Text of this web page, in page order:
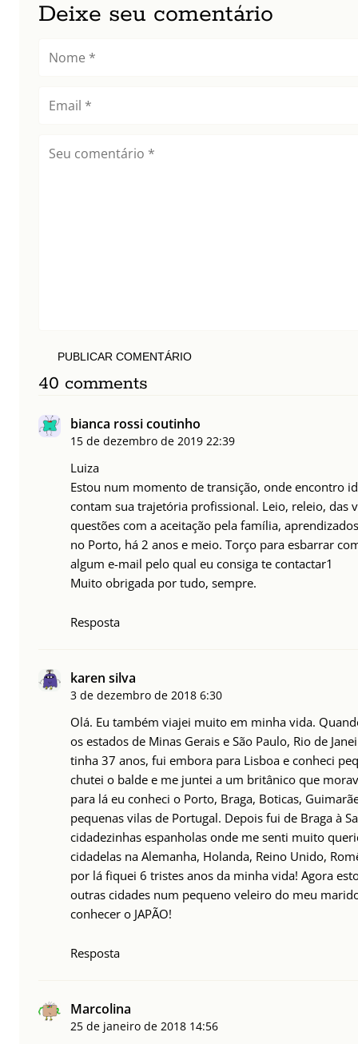
Deixe seu comentário
PUBLICAR COMENTÁRIO
40 comments
bianca rossi coutinho
15 de dezembro de 2019 22:39
Luiza
Estou num momento de transição, onde encontro
contam sua trajetória profissional. Leio, releio, das
questões com a aceitação pela família,
no Porto, há 2 anos e meio. Torço para esbarrar
algum e-mail pelo qual eu consiga te contactar1
Muito obrigada por tudo, sempre.
Resposta
karen silva
3 de dezembro de 2018 6:30
Olá. Eu também viajei muito em minha vida.
os estados de Minas Gerais e São Paulo, Rio de
tinha 37 anos, fui embora para Lisboa e conheci
chutei o balde e me juntei a um britânico que
para lá eu conheci o Porto, Braga, Boticas,
pequenas vilas de Portugal. Depois fui de Braga à
cidadezinhas espanholas onde me senti muito
cidadelas na Alemanha, Holanda, Reino Unido,
por lá fiquei 6 tristes anos da minha vida! Agora
outras cidades num pequeno veleiro do meu
conhecer o JAPÃO!
Resposta
Marcolina
25 de janeiro de 2018 14:56